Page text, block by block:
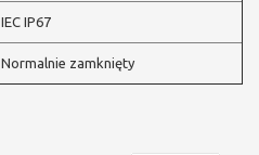
IEC IP67
Normalnie zamknięty